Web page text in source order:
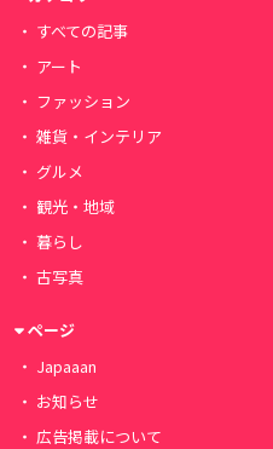
すべての記事
アート
ファッション
雑貨・インテリア
グルメ
観光・地域
暮らし
古写真
ページ
Japaaan
お知らせ
広告掲載について